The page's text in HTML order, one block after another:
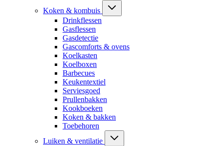
Koken & kombuis
Drinkflessen
Gasflessen
Gasdetectie
Gascomforts & ovens
Koelkasten
Koelboxen
Barbecues
Keukentextiel
Serviesgoed
Prullenbakken
Kookboeken
Koken & bakken
Toebehoren
Luiken & ventilatie